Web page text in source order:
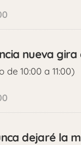
nueva
10:00 a 11:00)
dejaré la